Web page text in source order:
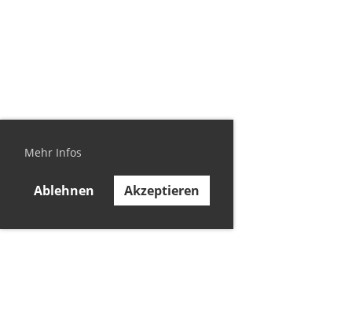
Mehr Infos
Ablehnen Akzeptieren